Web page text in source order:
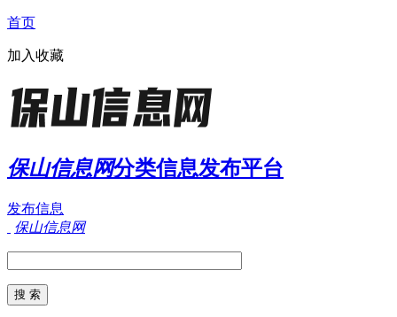
首页
加入收藏
保山信息网分类信息发布平台
发布信息
保山信息网